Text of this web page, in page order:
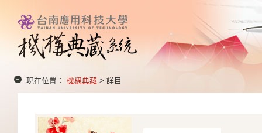
現在位置： 機構典藏 > 詳目